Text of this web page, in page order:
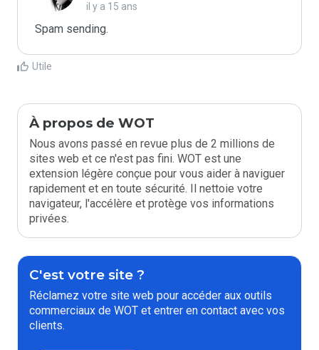
il y a 15 ans
Spam sending.
Utile
À propos de WOT
Nous avons passé en revue plus de 2 millions de
sites web et ce n'est pas fini. WOT est une
extension légère conçue pour vous aider à naviguer
rapidement et en toute sécurité. Il nettoie votre
navigateur, l'accélère et protège vos informations
privées.
C'est votre site ?
Réclamez votre site web pour accéder aux outils
commerciaux de WOT et entrer en contact avec vos
clients.